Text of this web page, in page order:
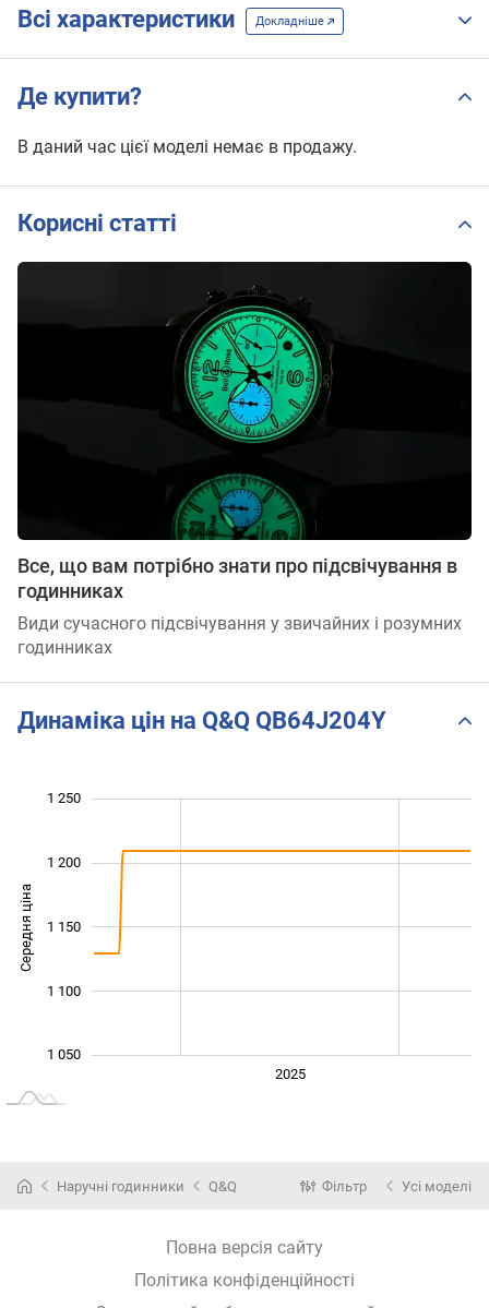
Всі характеристики Докладніше
Де купити?
В даний час цієї моделі немає в продажу.
Корисні статті
Все, що вам потрібно знати про підсвічування в
годинниках
Види сучасного підсвічування у звичайних і розумних
годинниках
Динаміка цін на Q&Q QB64J204Y
Середня ціна 1 080
1 100
1 250
1 200
1 150
1 050
2025
Наручні годинники Q&Q Фільтр Усі моделі
Повна версія сайту
Політика конфіденційності